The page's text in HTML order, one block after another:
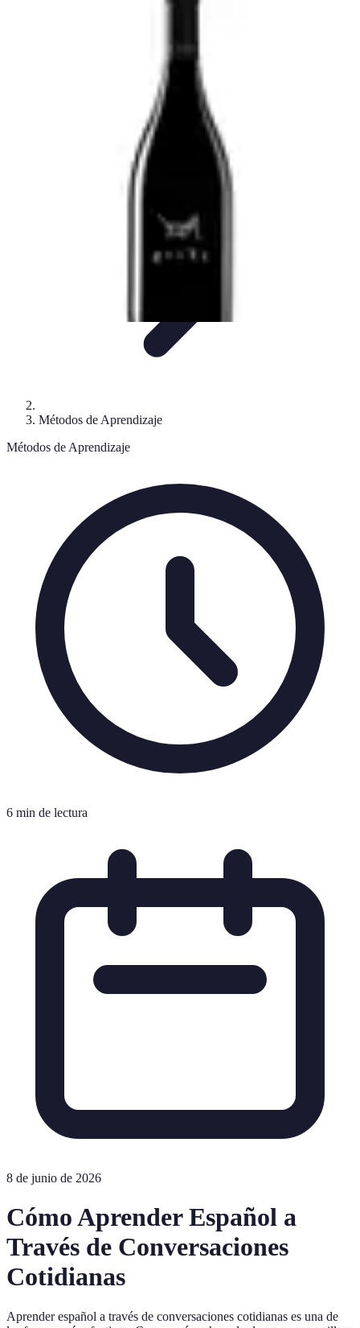
Métodos de Aprendizaje
Métodos de Aprendizaje
6 min de lectura
8 de junio de 2026
Cómo Aprender Español a
Través de Conversaciones
Cotidianas
Aprender español a través de conversaciones cotidianas es una de